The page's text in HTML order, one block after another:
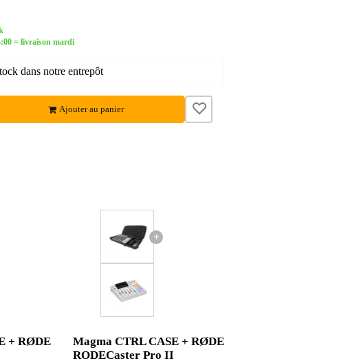
= livraison mardi
dans notre entrepôt
Ajouter au panier
+ RØDE
+
Magma CTRL CASE + RØDE
RODECaster Pro II